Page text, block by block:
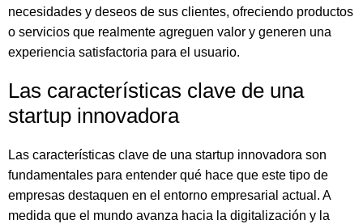
necesidades y deseos de sus clientes, ofreciendo productos
o servicios que realmente agreguen valor y generen una
experiencia satisfactoria para el usuario.
Las características clave de una
startup innovadora
Las características clave de una startup innovadora son
fundamentales para entender qué hace que este tipo de
empresas destaquen en el entorno empresarial actual. A
medida que el mundo avanza hacia la digitalización y la